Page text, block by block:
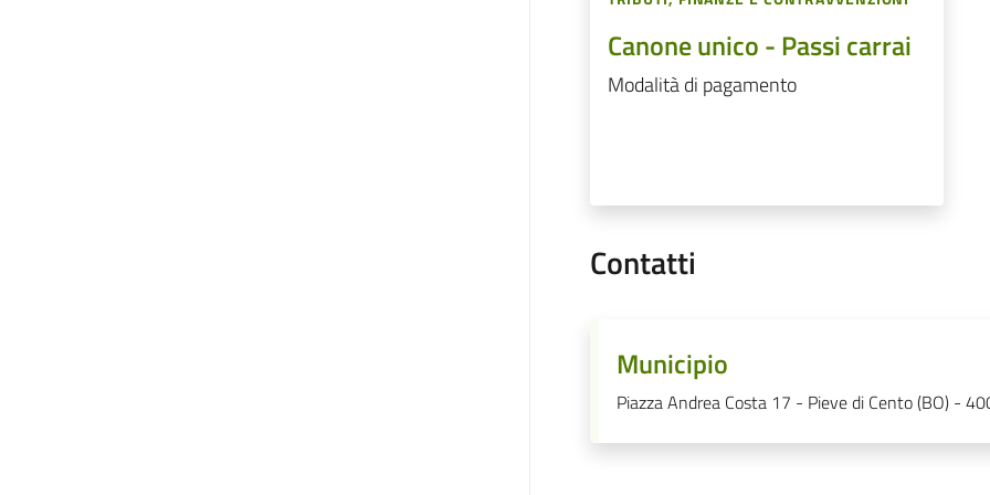
Canone unico - Passi carrai
Modalità di pagamento
Contatti
Municipio
Piazza Andrea Costa 17 - Pieve di Cento (BO) -